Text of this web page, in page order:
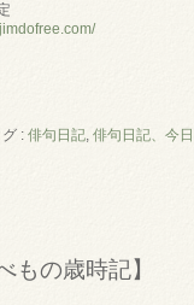
グ : 俳句日記 俳句日記、今
もの歳時記】